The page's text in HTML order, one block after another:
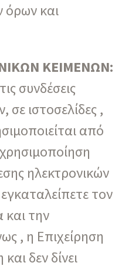
και
ΚΕΙΜΕΝΩΝ:
συνδέσεις
σε ιστοσελίδες ,
από
ηλεκτρονικών
τον
και την
, η Επιχείρηση
δεν δίνει